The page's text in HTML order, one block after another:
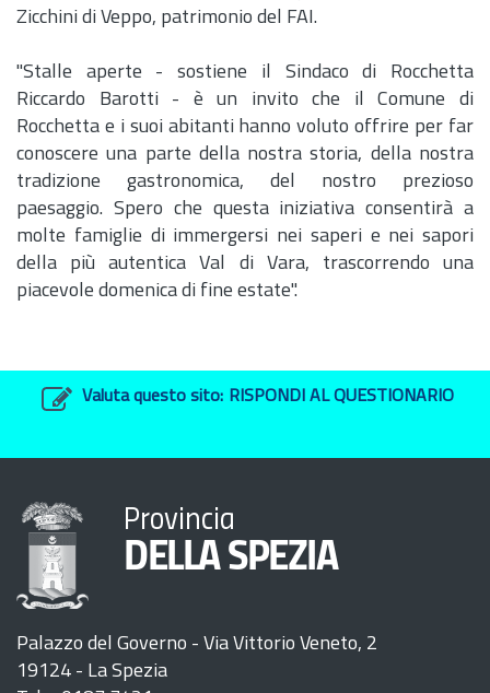
Zicchini di Veppo, patrimonio del FAI.
"Stalle aperte - sostiene il Sindaco di Rocchetta
Riccardo Barotti - è un invito che il Comune di
Rocchetta e i suoi abitanti hanno voluto offrire per far
conoscere una parte della nostra storia, della nostra
tradizione gastronomica, del nostro prezioso
paesaggio. Spero che questa iniziativa consentirà a
molte famiglie di immergersi nei saperi e nei sapori
della più autentica Val di Vara, trascorrendo una
piacevole domenica di fine estate".
Valuta questo sito: RISPONDI AL QUESTIONARIO
Provincia
DELLA SPEZIA
Palazzo del Governo - Via Vittorio Veneto, 2
19124 - La Spezia